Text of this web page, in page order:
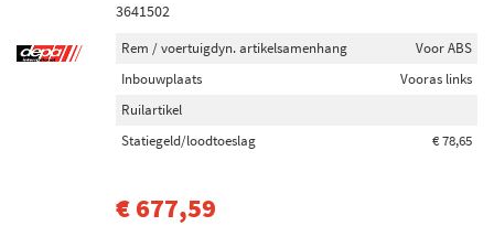
3641502
Rem / voertuigdyn. artikelsamenhang
Voor ABS
Inbouwplaats
Vooras links
Ruilartikel
Statiegeld/loodtoeslag
€ 78,65
€ 677,59